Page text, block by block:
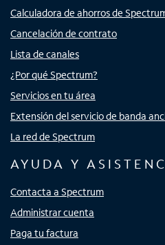
Calculadora de ahorros de
Cancelación de contrato
Lista de canales
¿Por qué Spectrum?
Servicios en tu área
Extensión del servicio de banda
La red de Spectrum
AYUDA Y
Contacta a Spectrum
Administrar cuenta
Paga tu factura